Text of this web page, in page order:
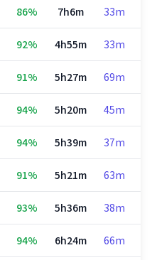
86% 7h6m 33m
92% 4h55m 33m
91% 5h27m 69m
94% 5h20m 45m
94% 5h39m 37m
91% 5h21m 63m
93% 5h36m 38m
94% 6h24m 66m